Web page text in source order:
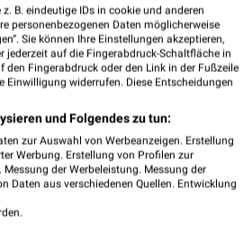
und Umgebung
09So 10Mo 11Di 12
B. eindeutige IDs in cookie und anderen
personenbezogenen Daten möglicherweise
Sie können Ihre Einstellungen akzeptieren,
jederzeit auf die Fingerabdruck-Schaltfläche in
den Fingerabdruck oder den Link in der Fußzeile
Einwilligung widerrufen. Diese Entscheidungen
und Folgendes zu tun:
zur Auswahl von Werbeanzeigen. Erstellung
Werbung. Erstellung von Profilen zur
der Werbeleistung. Messung der
Daten aus verschiedenen Quellen. Entwicklung